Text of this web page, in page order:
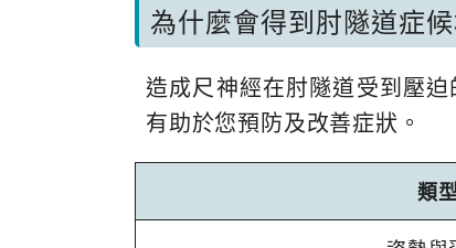
為什麼會得到肘隧道症
造成尺神經在肘隧道受到壓
有助於您預防及改善症狀。
類